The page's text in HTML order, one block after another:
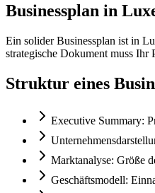
Businessplan in
Ein solider Businessplan ist in
strategische Dokument muss Ihr
Struktur eines
Executive Summary:
Marktanalyse: Größe
Geschäftsmodell: